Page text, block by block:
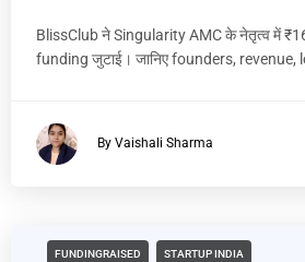
BlissClub ने Singularity AMC के नेतृत्व में
funding जुटाई। जानिए founders, revenue,
By Vaishali Sharma
FUNDINGRAISED STARTUP INDIA